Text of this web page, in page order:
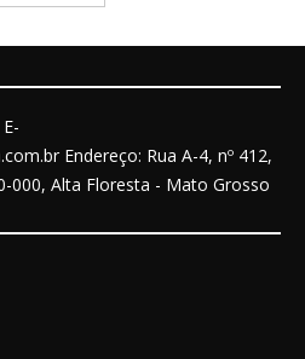
Endereço: Rua A-4, nº 412,
000, Alta Floresta - Mato Grosso